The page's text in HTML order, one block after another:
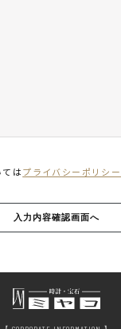
はプライバシーポリシー
入力内容確認画面へ